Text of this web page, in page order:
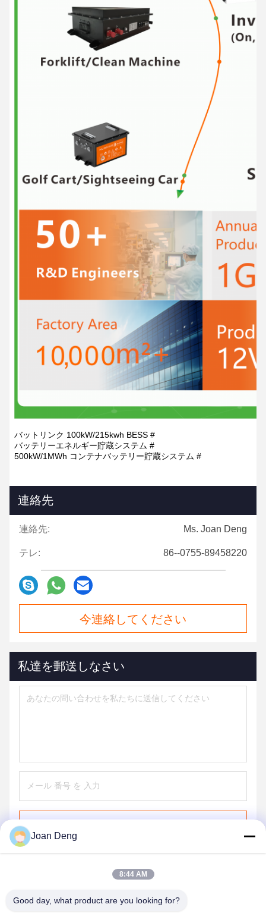
バットリンク 100kW/215kwh BESS #
バッテリーエネルギー貯蔵システム #
500kW/1MWh コンテナバッテリー貯蔵システム #
連絡先
連絡先: Ms. Joan Deng
テレ: 86--0755-89458220
今連絡してください
私達を郵送しなさい
Joan Deng
8:44 AM
Good day, what product are you looking for?